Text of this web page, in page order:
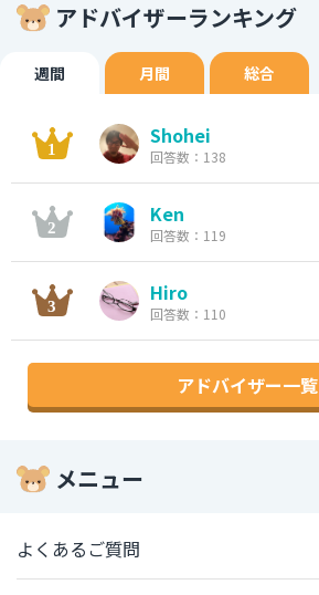
アドバイザーランキング
週間 月間 総合
Shohei
回答数：138
Ken
回答数：119
Hiro
回答数：110
アドバイザー一覧
メニュー
よくあるご質問